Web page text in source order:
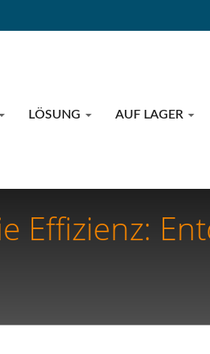
LÖSUNG AUF LAGER
Effizienz: